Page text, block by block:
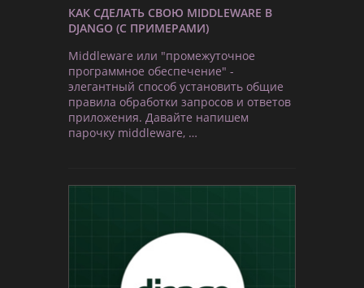
КАК СДЕЛАТЬ СВОЮ MIDDLEWARE В
DJANGO (С ПРИМЕРАМИ)
Middleware или "промежуточное
программное обеспечение" -
элегантный способ установить общие
правила обработки запросов и ответов
приложения. Давайте напишем
парочку middleware, …